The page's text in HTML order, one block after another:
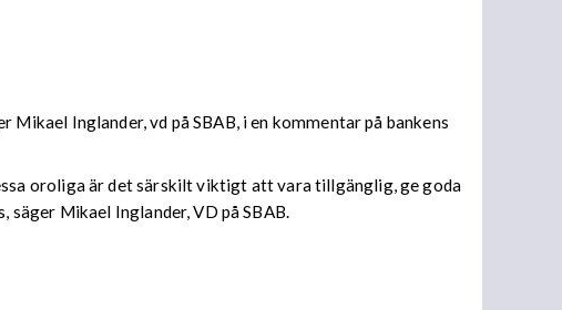
Inglander, vd på SBAB, i en kommentar på bankens
oroliga är det särskilt viktigt att vara tillgänglig, ge goda
Mikael Inglander, VD på SBAB.